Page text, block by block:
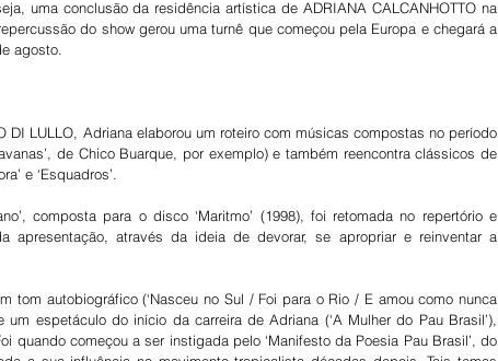
uma conclusão da residência artística de ADRIANA CALCANHOTTO na
do show gerou uma turnê que começou pela Europa e chegará a
agosto.
DI LULLO, Adriana elaborou um roteiro com músicas compostas no período
de Chico Buarque, por exemplo) e também reencontra clássicos de
e ‘Esquadros’.
composta para o disco ‘Maritmo’ (1998), foi retomada no repertório e
apresentação, através da ideia de devorar, se apropriar e reinventar a
tom autobiográfico (‘Nasceu no Sul / Foi para o Rio / E amou como nunca
espetáculo do início da carreira de Adriana (‘A Mulher do Pau Brasil’),
quando começou a ser instigada pelo ‘Manifesto da Poesia Pau Brasil’, do